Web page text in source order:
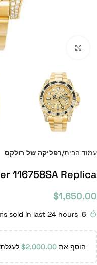
עמוד הבית רפליקה של רולקס
116758SA Replica
$1,650.00
6
sold in last 24 hours
הוסף את $2,000.00